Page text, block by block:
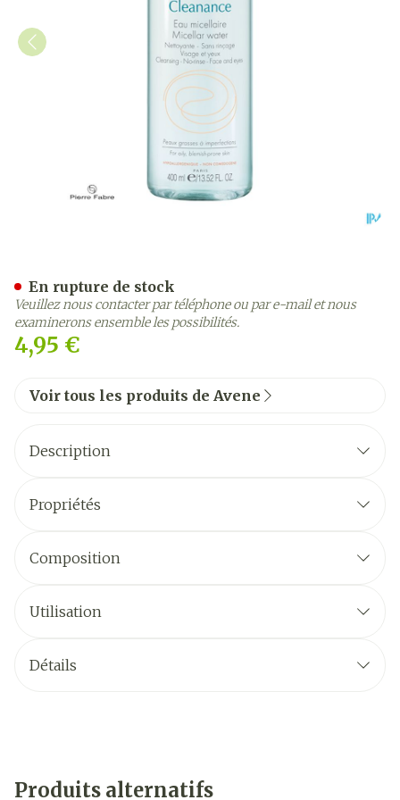
4,95 €
En rupture de stock
Veuillez nous contacter par téléphone ou par e-mail et nous
examinerons ensemble les possibilités.
Voir tous les produits de Avene
Description
Propriétés
Composition
Utilisation
Détails
Produits alternatifs